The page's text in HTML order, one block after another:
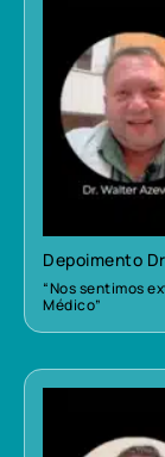
Depoimento
“Nos sentimos
Médico”